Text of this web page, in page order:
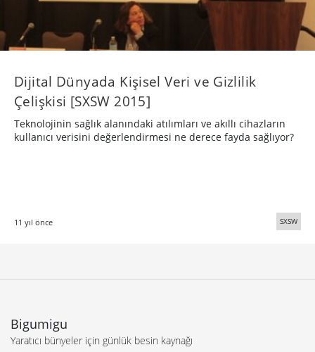
Dijital Dünyada Kişisel Veri ve Gizlilik
Çelişkisi [SXSW 2015]
Teknolojinin sağlık alanındaki atılımları ve akıllı cihazların
kullanıcı verisini değerlendirmesi ne derece fayda sağlıyor?
11 yıl önce SXSW
Bigumigu
Yaratıcı bünyeler için günlük besin kaynağı